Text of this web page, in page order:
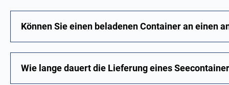
Können Sie einen beladenen Container an einen
Wie lange dauert die Lieferung eines